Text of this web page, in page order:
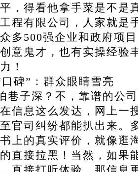
，得看他拿手菜是不是
程有限公司，人家就是
多500强企业和政府项
意鬼才，也有实操经验
！
碑”：群众眼睛雪亮
子深？不，靠谱的公司
信息这么发达，网上一
官司纠纷都能扒出来。
上的真实评价，就像逛
直接拉黑！当然，如果